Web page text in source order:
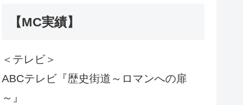
【MC実績】
＜テレビ＞
ABCテレビ『歴史街道～ロマンへの扉
～』